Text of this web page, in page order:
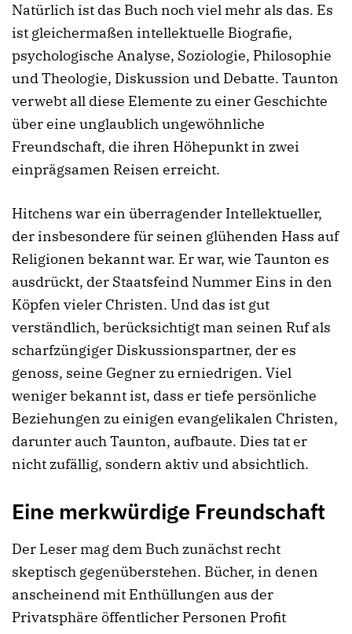
Natürlich ist das Buch noch viel mehr als das. Es
ist gleichermaßen intellektuelle Biografie,
psychologische Analyse, Soziologie, Philosophie
und Theologie, Diskussion und Debatte. Taunton
verwebt all diese Elemente zu einer Geschichte
über eine unglaublich ungewöhnliche
Freundschaft, die ihren Höhepunkt in zwei
einprägsamen Reisen erreicht.
Hitchens war ein überragender Intellektueller,
der insbesondere für seinen glühenden Hass auf
Religionen bekannt war. Er war, wie Taunton es
ausdrückt, der Staatsfeind Nummer Eins in den
Köpfen vieler Christen. Und das ist gut
verständlich, berücksichtigt man seinen Ruf als
scharfzüngiger Diskussionspartner, der es
genoss, seine Gegner zu erniedrigen. Viel
weniger bekannt ist, dass er tiefe persönliche
Beziehungen zu einigen evangelikalen Christen,
darunter auch Taunton, aufbaute. Dies tat er
nicht zufällig, sondern aktiv und absichtlich.
Eine merkwürdige Freundschaft
Der Leser mag dem Buch zunächst recht
skeptisch gegenüberstehen. Bücher, in denen
anscheinend mit Enthüllungen aus der
Privatsphäre öffentlicher Personen Profit